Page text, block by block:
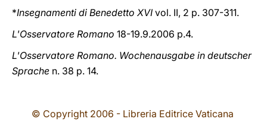
*Insegnamenti di Benedetto XVI vol. II, 2 p. 307-311.
L'Osservatore Romano 18-19.9.2006 p.4.
L'Osservatore Romano. Wochenausgabe in deutscher
Sprache n. 38 p. 14.
© Copyright 2006 - Libreria Editrice Vaticana